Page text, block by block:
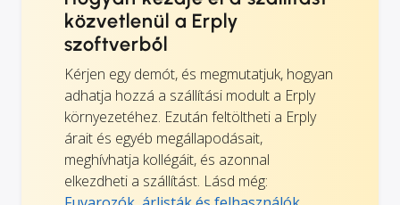
közvetlenül a Erply
szoftverből
Kérjen egy demót, és megmutatjuk, hogyan
adhatja hozzá a szállítási modult a Erply
környezetéhez. Ezután feltöltheti a Erply
árait és egyéb megállapodásait,
meghívhatja kollégáit, és azonnal
elkezdheti a szállítást. Lásd még: